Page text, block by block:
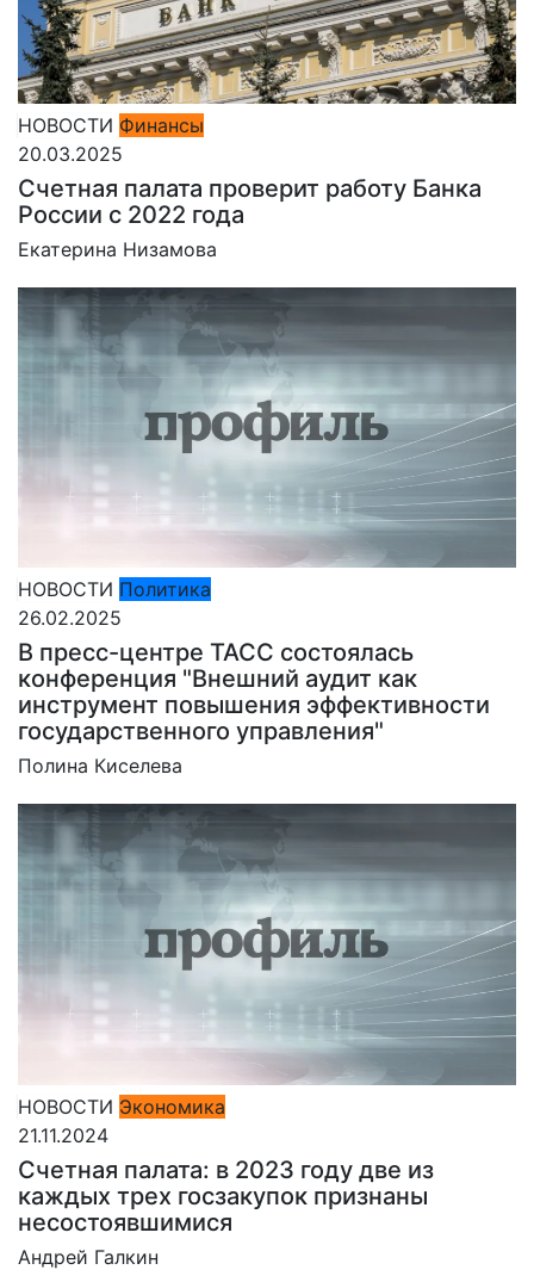
НОВОСТИ Финансы
20.03.2025
Счетная палата проверит работу Банка
России с 2022 года
Екатерина Низамова
НОВОСТИ Политика
26.02.2025
В пресс-центре ТАСС состоялась
конференция "Внешний аудит как
инструмент повышения эффективности
государственного управления"
Полина Киселева
НОВОСТИ Экономика
21.11.2024
Счетная палата: в 2023 году две из
каждых трех госзакупок признаны
несостоявшимися
Андрей Галкин